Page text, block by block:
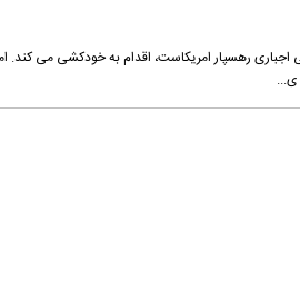
اجباری رهسپار امریکاست، اقدام به خودکشی می کند.
ی...